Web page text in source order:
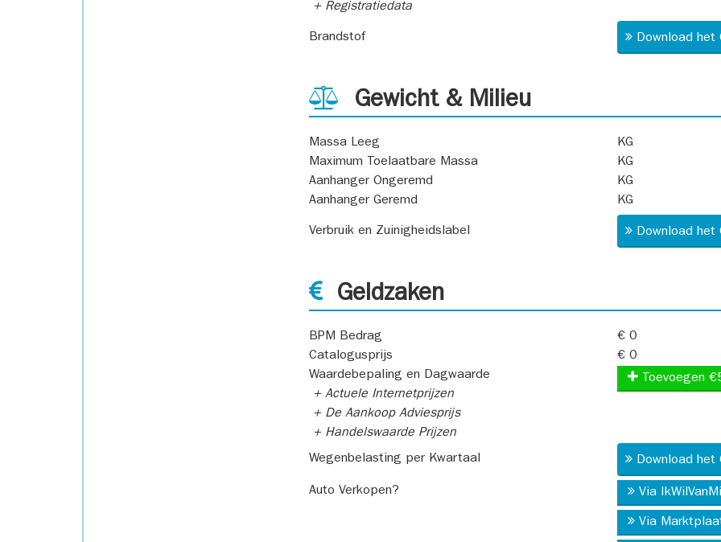
+ Registratiedata
Brandstof Download
Gewicht & Milieu
Massa Leeg
KG
Maximum Toelaatbare Massa
KG
Aanhanger Ongeremd
KG
Aanhanger Geremd
KG
Verbruik en Zuinigheidslabel Download
Geldzaken
BPM Bedrag
€ 0
Catalogusprijs
€ 0
Waardebepaling en Dagwaarde
+ Actuele Internetprijzen
+ De Aankoop Adviesprijs
+ Handelswaarde Prijzen
Toevoegen
Wegenbelasting per Kwartaal Download
Auto Verkopen? Via
Via